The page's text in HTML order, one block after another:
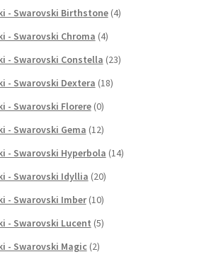
- Swarovski Birthstone (4)
- Swarovski Chroma (4)
- Swarovski Constella (23)
- Swarovski Dextera (18)
- Swarovski Florere (0)
- Swarovski Gema (12)
- Swarovski Hyperbola (14)
- Swarovski Idyllia (20)
- Swarovski Imber (10)
- Swarovski Lucent (5)
- Swarovski Magic (2)